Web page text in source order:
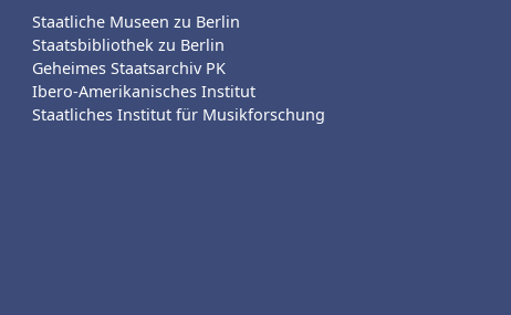
Staatliche Museen zu Berlin
Staatsbibliothek zu Berlin
Geheimes Staatsarchiv PK
Ibero-Amerikanisches Institut
Staatliches Institut für Musikforschung